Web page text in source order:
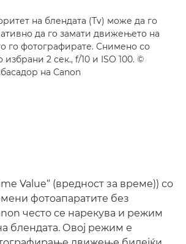
на блендата (Tv) може да го
да го замати движењето на
го фотографирате. Снимено со
избрани 2 сек., f/10 и ISO 100. ©
на Canon
Value“ (вредност за време)) со
фотоапаратите без
често се нарекува и режим
блендата. Овој режим е